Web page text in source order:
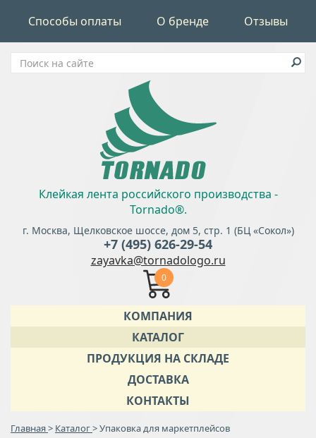
Способы оплаты О бренде Отзывы
Клейкая лента российского производства -
Tornado®.
г. Москва, Щелковское шоссе, дом 5, стр. 1 (БЦ «Сокол»)
+7 (495) 626-29-54
zayavka@tornadologo.ru
0
КОМПАНИЯ
КАТАЛОГ
ПРОДУКЦИЯ НА СКЛАДЕ
ДОСТАВКА
КОНТАКТЫ
Главная> Каталог> Упаковка для маркетплейсов